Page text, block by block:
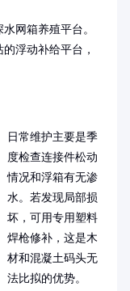
网箱养殖平台。
浮动补给平台，
日常维护主要是季
度检查连接件松动
情况和浮箱有无渗
水。若发现局部损
坏，可用专用塑料
焊枪修补，这是木
材和混凝土码头无
法比拟的优势。